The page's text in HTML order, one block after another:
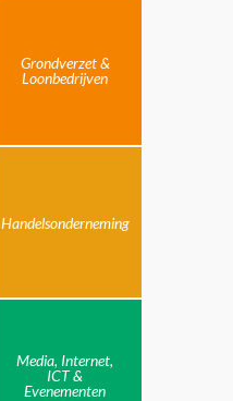
Grondverzet &
Loonbedrijven
Handelsonderneming
Media, Internet,
ICT &
Evenementen